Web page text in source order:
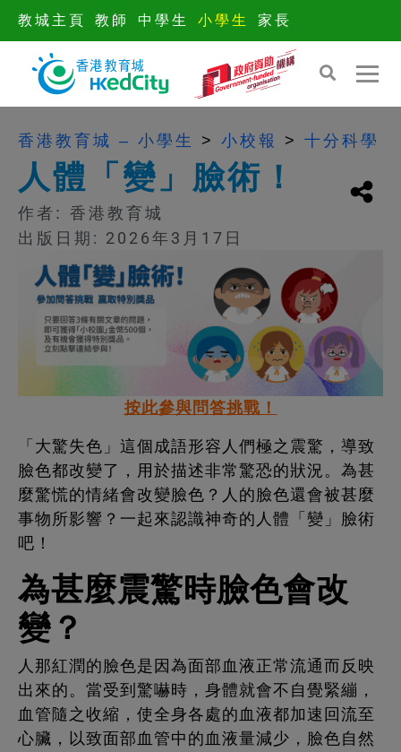
教城主頁 教師 中學生 小學生 家長
香港教育城 – 小學生 > 小校報 > 十分科學
人體「變」臉術！
作者: 香港教育城
出版日期: 2026年3月17日
按此參與問答挑戰！
「大驚失色」這個成語形容人們極之震驚，導致
臉色都改變了，用於描述非常驚恐的狀況。為甚
麼驚慌的情緒會改變臉色？人的臉色還會被甚麼
事物所影響？一起來認識神奇的人體「變」臉術
吧！
為甚麼震驚時臉色會改
變？
人那紅潤的臉色是因為面部血液正常流通而反映
出來的。當受到驚嚇時，身體就會不自覺緊繃，
血管隨之收縮，使全身各處的血液都加速回流至
心臟，以致面部血管中的血液量減少，臉色自然